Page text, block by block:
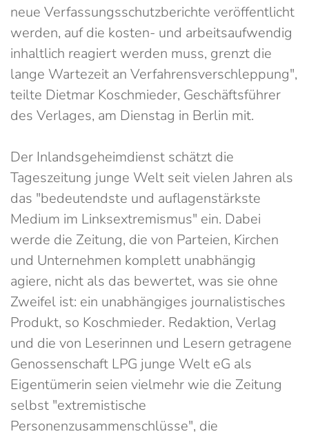
neue Verfassungsschutzberichte veröffentlicht
werden, auf die kosten- und arbeitsaufwendig
inhaltlich reagiert werden muss, grenzt die
lange Wartezeit an Verfahrensverschleppung",
teilte Dietmar Koschmieder, Geschäftsführer
des Verlages, am Dienstag in Berlin mit.
Der Inlandsgeheimdienst schätzt die
Tageszeitung junge Welt seit vielen Jahren als
das "bedeutendste und auflagenstärkste
Medium im Linksextremismus" ein. Dabei
werde die Zeitung, die von Parteien, Kirchen
und Unternehmen komplett unabhängig
agiere, nicht als das bewertet, was sie ohne
Zweifel ist: ein unabhängiges journalistisches
Produkt, so Koschmieder. Redaktion, Verlag
und die von Leserinnen und Lesern getragene
Genossenschaft LPG junge Welt eG als
Eigentümerin seien vielmehr wie die Zeitung
selbst "extremistische
Personenzusammenschlüsse", die